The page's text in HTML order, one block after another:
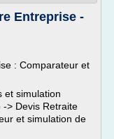
Entreprise -
: Comparateur et
et simulation
> Devis Retraite
et simulation de